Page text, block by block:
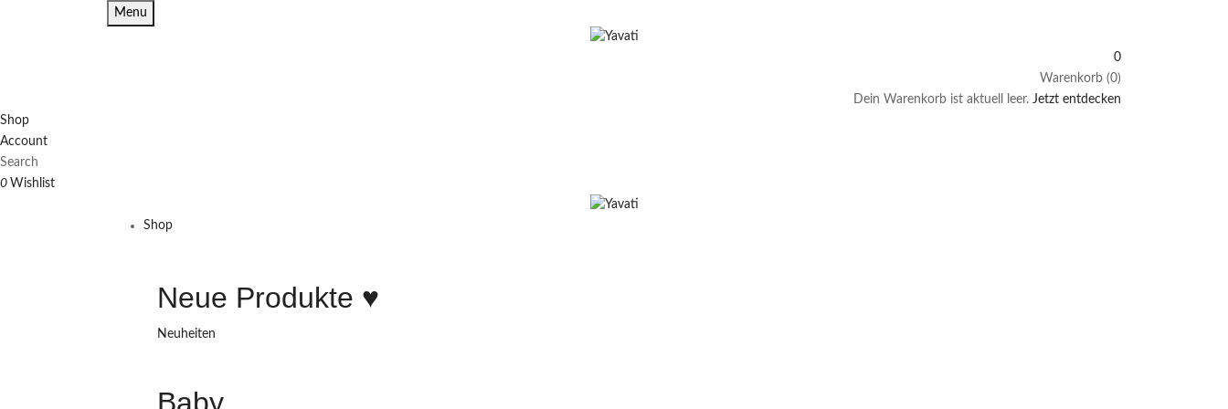
Menu
0
Warenkorb (0)
Dein Warenkorb ist aktuell leer. Jetzt entdecken
Shop
Account
Search
0 Wishlist
Shop
Neue Produkte ♥️
Neuheiten